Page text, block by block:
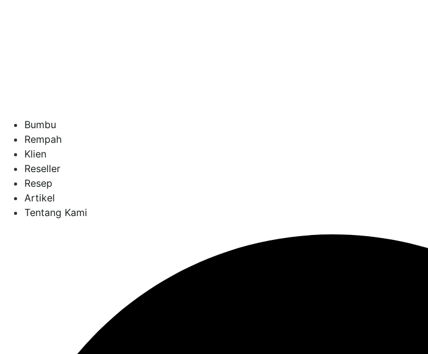
Bumbu
Rempah
Klien
Reseller
Resep
Artikel
Tentang Kami